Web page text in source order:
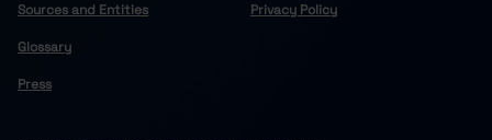
Sources and Entities
Glossary
Press
Privacy Policy